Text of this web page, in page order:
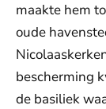
maakte hem
oude
bescherming
de basiliek